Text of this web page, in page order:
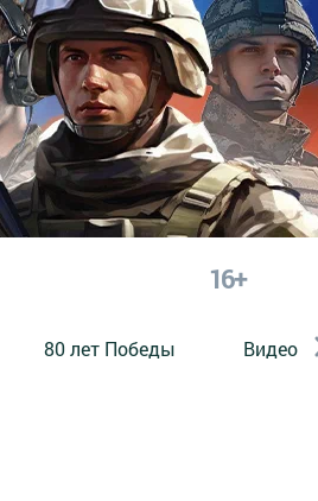
16+
80 лет Победы Видео